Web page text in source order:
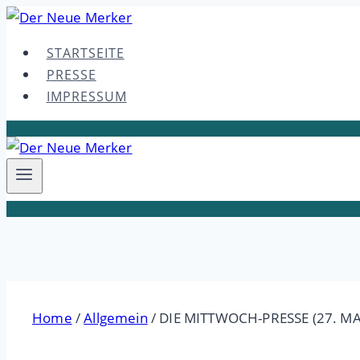
Skip
contentSTARTSEITE
PRESSE
IMPRESSUM
Home /Allgemein / DIE MITTWOCH-PRESSE (27.